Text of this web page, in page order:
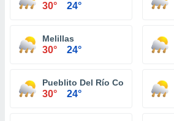
30° 24°
Melillas
30° 24°
Pueblito Del Río Comunidad
30° 24°